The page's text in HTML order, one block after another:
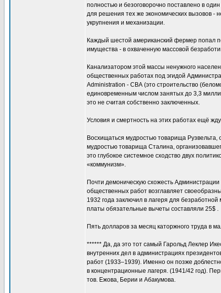
полностью и безоговорочно поставлено в
для решения тех же экономических вызовов -
укрупнения и механизации.
Каждый шестой американский фермер попал
имущества - в охваченную массовой
Канализатором этой массы ненужного
общественных работах под эгидой
Administration - СВА (это строительство
единовременным числом занятых до 3,3
это не считая собственно заключенных.
Условия и смертность на этих работах ещё
Восхищаться мудростью товарища
мудростью товарища Сталина,
это глубокое системное сходство двух
«коммунизм».
Почти демоническую схожесть
общественных работ возглавляет
1932 года заключил в лагеря для
платы обязательные вычеты составляли 25$ .
Пять долларов за месяц каторжного труда в
****** Да, да это тот самый Гарольд Леклер
внутренних дел в администрациях
работ (1933–1939). Именно он позже
в концентрационные лагеря. (1941/42 год).
тов. Ежова, Берии и Абакумова.